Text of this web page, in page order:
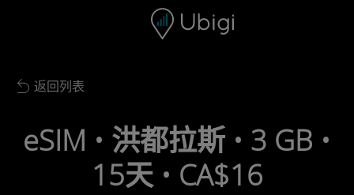
Back to list
返回列表
eSIM • 洪都拉斯 • 3 GB •
15天 • CA$16